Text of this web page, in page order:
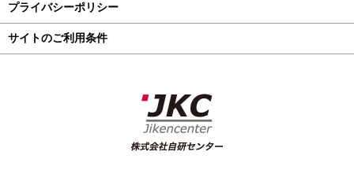
プライバシーポリシー
サイトのご利用条件